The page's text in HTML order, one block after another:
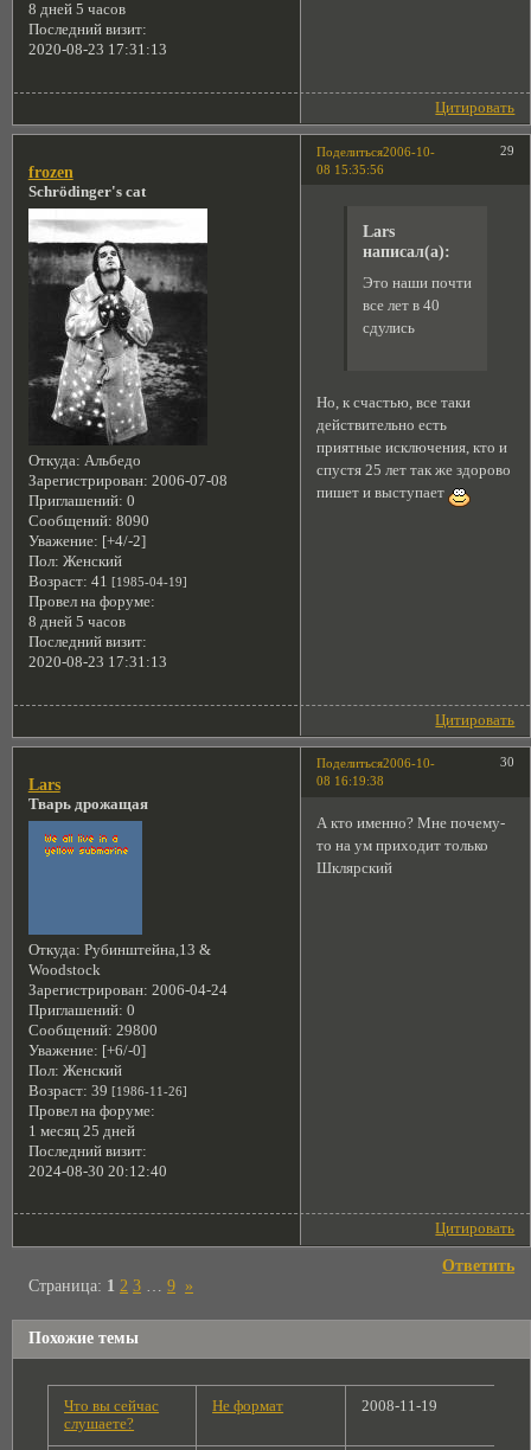
8 дней 5 часов
Последний визит:
2020-08-23 17:31:13
Цитировать
Поделиться 29
2006-10-
08 15:35:56
frozen
Schrödinger's cat
Откуда: Альбедо
Зарегистрирован: 2006-07-08
Приглашений: 0
Сообщений: 8090
Уважение: [+4/-2]
Пол: Женский
Возраст: 41 [1985-04-19]
Провел на форуме:
8 дней 5 часов
Последний визит:
2020-08-23 17:31:13
Lars
написал(а):
Это наши почти
все лет в 40
сдулись
Но, к счастью, все таки
действительно есть
приятные исключения, кто и
спустя 25 лет так же здорово
пишет и выступает
Цитировать
Поделиться 30
2006-10-
08 16:19:38
Lars
Тварь дрожащая
Откуда: Рубинштейна,13 &
Woodstock
Зарегистрирован: 2006-04-24
Приглашений: 0
Сообщений: 29800
Уважение: [+6/-0]
Пол: Женский
Возраст: 39 [1986-11-26]
Провел на форуме:
1 месяц 25 дней
Последний визит:
2024-08-30 20:12:40
А кто именно? Мне почему-
то на ум приходит только
Шклярский
Цитировать
Ответить
Страница: 1 2 3 … 9 »
Похожие темы
Что вы сейчас
слушаете?
Не формат 2008-11-19